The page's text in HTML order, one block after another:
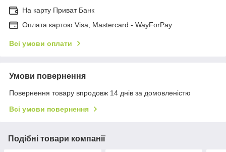
На карту Приват Банк
Оплата картою Visa, Mastercard - WayForPay
Всі умови оплати
Умови повернення
Повернення товару впродовж 14 днів за домовленістю
Всі умови повернення
Подібні товари компанії